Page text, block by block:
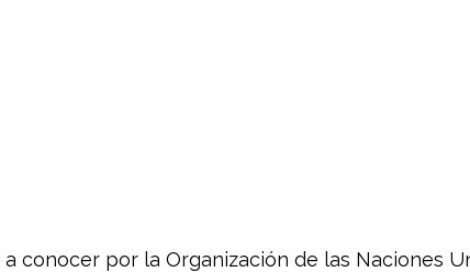
conocer por la Organización de las Naciones